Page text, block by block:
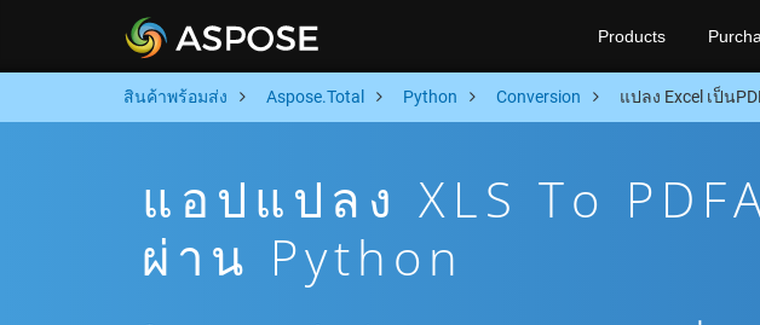
Products
สินค้าพร้อมส่ง Aspose.Total Python Conversion แปลง Excel เป็น
แอปแปลง XLS To
ผ่าน Python